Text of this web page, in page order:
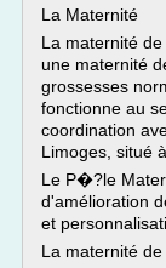
La Maternité
La maternité
une maternité
grossesses
fonctionne au
coordination
Limoges, situé
Le P�?le
d'amélioration
et
La maternité